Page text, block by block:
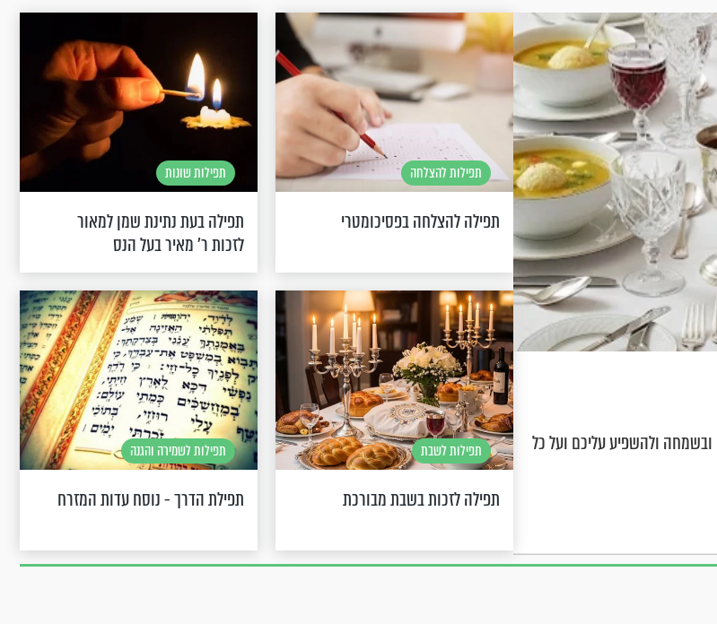
ולהשפיע עליכם ועל כל
תפילות להצלחה
תפילה להצלחה בפסיכומטרי
תפילות שונות
תפילה בעת נתינת שמן למאור
לזכות ר' מאיר בעל הנס
תפילות לשבת
תפילה לזכות בשבת מבורכת
תפילות לשמירה והגנה
תפילת הדרך - נוסח עדות המזרח